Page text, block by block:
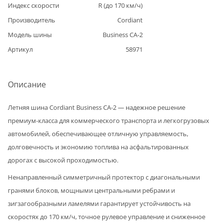
Индекс скорости
R(до 170 км/ч)
Производитель
Cordiant
Модель шины
Business CA-2
Артикул
58971
Описание
Летняя шина Cordiant Business CA-2 — надежное решение
премиум-класса для коммерческого транспорта и легкогрузовых
автомобилей, обеспечивающее отличную управляемость,
долговечность и экономию топлива на асфальтированных
дорогах с высокой проходимостью.
Ненаправленный симметричный протектор с диагональными
гранями блоков, мощными центральными ребрами и
зигзагообразными ламелями гарантирует устойчивость на
скоростях до 170 км/ч, точное рулевое управление и сниженное